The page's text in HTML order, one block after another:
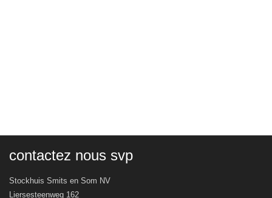
contactez nous svp
Stockhuis Smits en Som NV
Liersesteenweg 162